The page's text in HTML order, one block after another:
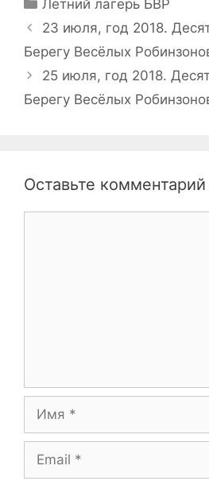
Летний лагерь БВР
Навигация
записи
23 июля, год 2018.
Берегу Весёлых
25 июля, год 2018.
Берегу Весёлых
Оставьте комментарий